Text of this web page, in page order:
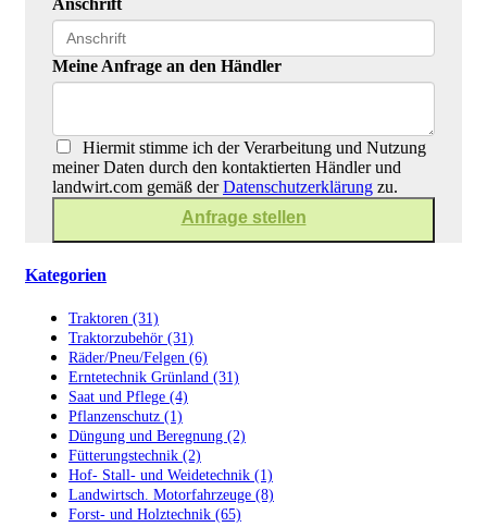
Meine Anfrage an den Händler
Hiermit stimme ich der Verarbeitung und Nutzung
meiner Daten durch den kontaktierten Händler und
landwirt.com gemäß derDatenschutzerklärung zu.
Kategorien
Traktoren (31)
Traktorzubehör (31)
Räder/Pneu/Felgen (6)
Erntetechnik Grünland (31)
Saat und Pflege (4)
Pflanzenschutz (1)
Düngung und Beregnung (2)
Fütterungstechnik (2)
Hof- Stall- und Weidetechnik (1)
Landwirtsch. Motorfahrzeuge (8)
Forst- und Holztechnik (65)